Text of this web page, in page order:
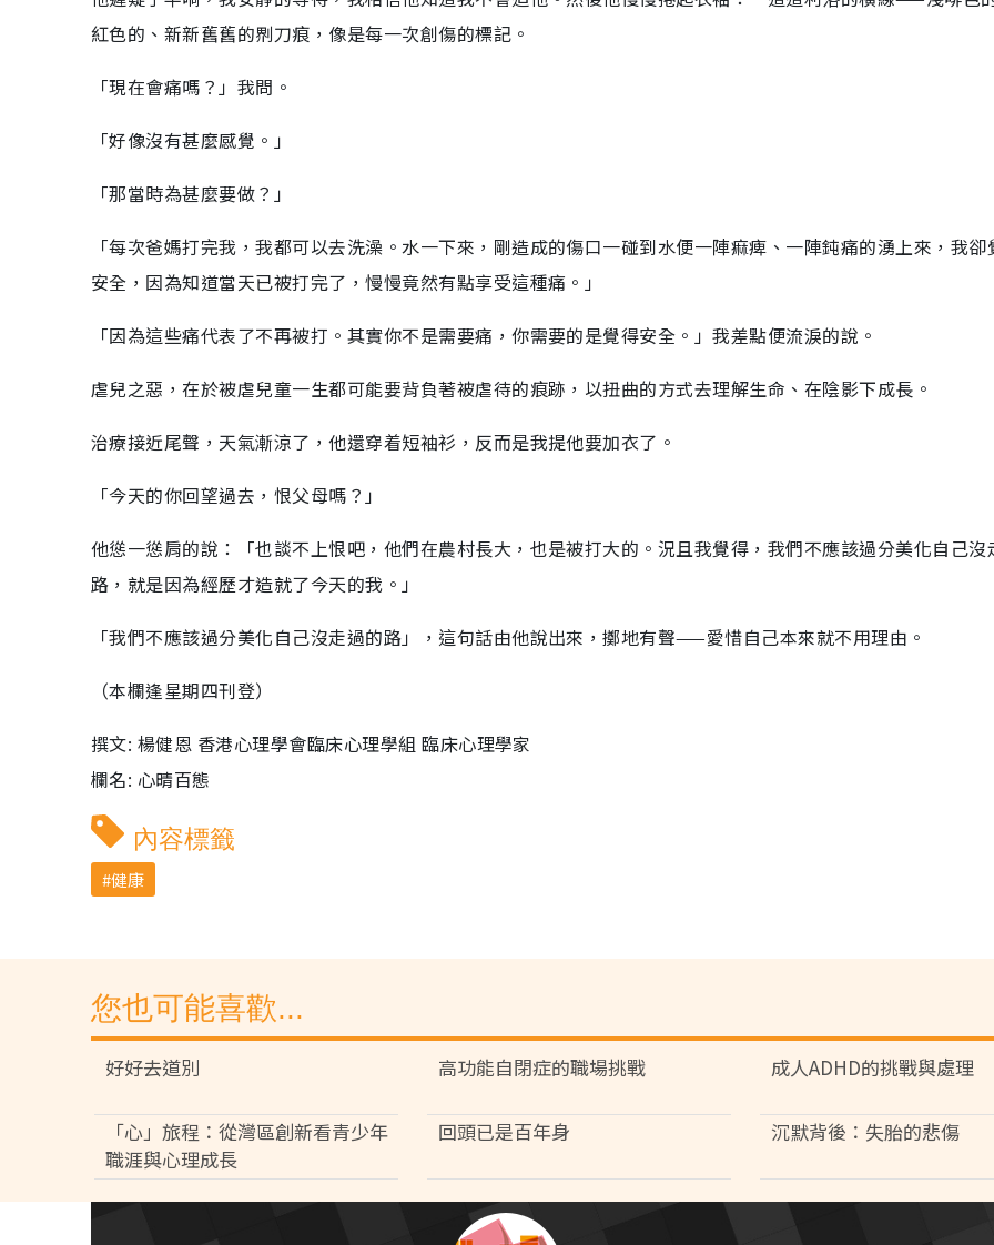
紅色的、新新舊舊的𠝹刀痕，像是每一次創傷的標記。
「現在會痛嗎？」我問。
「好像沒有甚麼感覺。」
「那當時為甚麼要做？」
「每次爸媽打完我，我都可以去洗澡。水一下來，剛造成的傷口一碰到水便一陣痲痺、一陣鈍痛的湧上來，我卻
安全，因為知道當天已被打完了，慢慢竟然有點享受這種痛。」
「因為這些痛代表了不再被打。其實你不是需要痛，你需要的是覺得安全。」我差點便流淚的說。
虐兒之惡，在於被虐兒童一生都可能要背負著被虐待的痕跡，以扭曲的方式去理解生命、在陰影下成長。
治療接近尾聲，天氣漸涼了，他還穿着短袖衫，反而是我提他要加衣了。
「今天的你回望過去，恨父母嗎？」
他慫一慫肩的說：「也談不上恨吧，他們在農村長大，也是被打大的。況且我覺得，我們不應該過分美化自己沒
路，就是因為經歷才造就了今天的我。」
「我們不應該過分美化自己沒走過的路」，這句話由他說出來，擲地有聲——愛惜自己本來就不用理由。
（本欄逢星期四刊登）
撰文: 楊健恩 香港心理學會臨床心理學組 臨床心理學家
欄名: 心晴百態
內容標籤
健康
您也可能喜歡...
好好去道別 高功能自閉症的職場挑戰 成人ADHD的挑戰與處理
「心」旅程：從灣區創新看青少年
職涯與心理成長
回頭已是百年身 沉默背後：失胎的悲傷